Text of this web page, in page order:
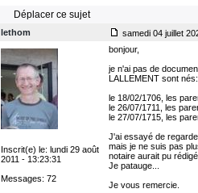
Déplacer ce sujet
lethom samedi 04 juillet
Inscrit(e) le: lundi 29 août
2011 - 13:23:31
Messages: 72
bonjour,
je n'ai pas de
LALLEMENT sont nés:
le 18/02/1706, les
le 26/07/1711, les
le 27/07/1715, les
J'ai essayé de
mais je ne suis pas
notaire aurait pu
Je patauge...
Je vous remercie.